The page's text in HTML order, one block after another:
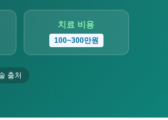
치료 비용
100~300만원
출처